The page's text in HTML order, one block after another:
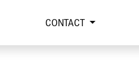
CONTACT